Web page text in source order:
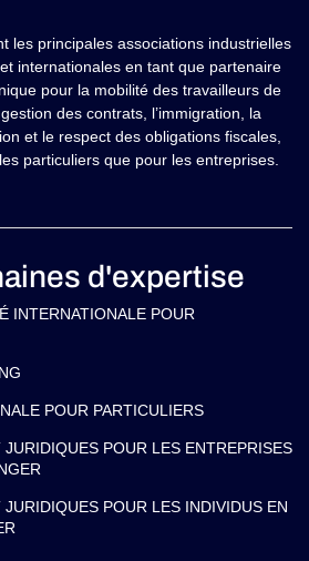
les principales associations industrielles
internationales en tant que partenaire
pour la mobilité des travailleurs de
gestion des contrats, l’immigration, la
et le respect des obligations fiscales,
particuliers que pour les entreprises.
d'expertise
INTERNATIONALE POUR
POUR PARTICULIERS
POUR LES ENTREPRISES
POUR LES INDIVIDUS EN